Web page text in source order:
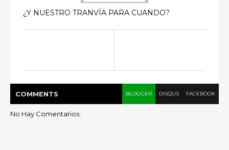
¿Y NUESTRO TRANVÍA PARA CUANDO?
COMMENTS BLOGGER DISQUS FACEBOOK
No Hay Comentarios: